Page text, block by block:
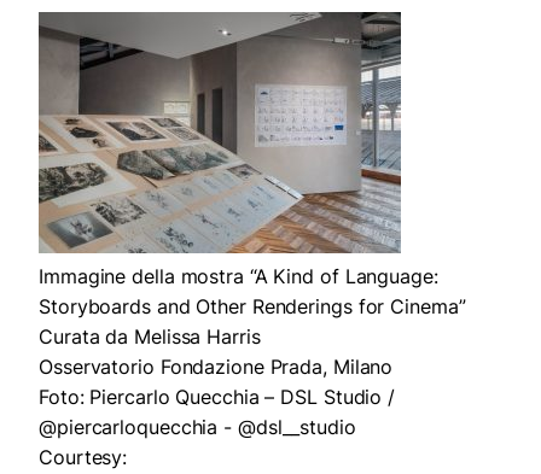
Immagine della mostra “A Kind of Language:
Storyboards and Other Renderings for Cinema”
Curata da Melissa Harris
Osservatorio Fondazione Prada, Milano
Foto: Piercarlo Quecchia – DSL Studio /
@piercarloquecchia - @dsl__studio
Courtesy: